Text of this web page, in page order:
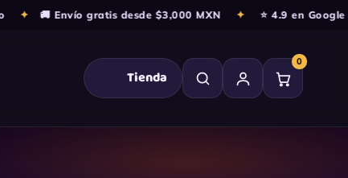
🚚 Envío gratis desde $3,000 MXN ⭐ 4.9 en Google
Tienda
0